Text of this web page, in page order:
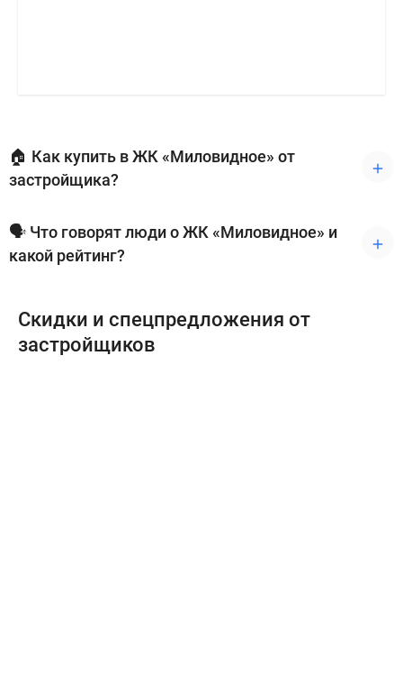
🏠 Как купить в ЖК «Миловидное» от
застройщика?
🗣 Что говорят люди о ЖК «Миловидное» и
какой рейтинг?
Скидки и спецпредложения от
застройщиков